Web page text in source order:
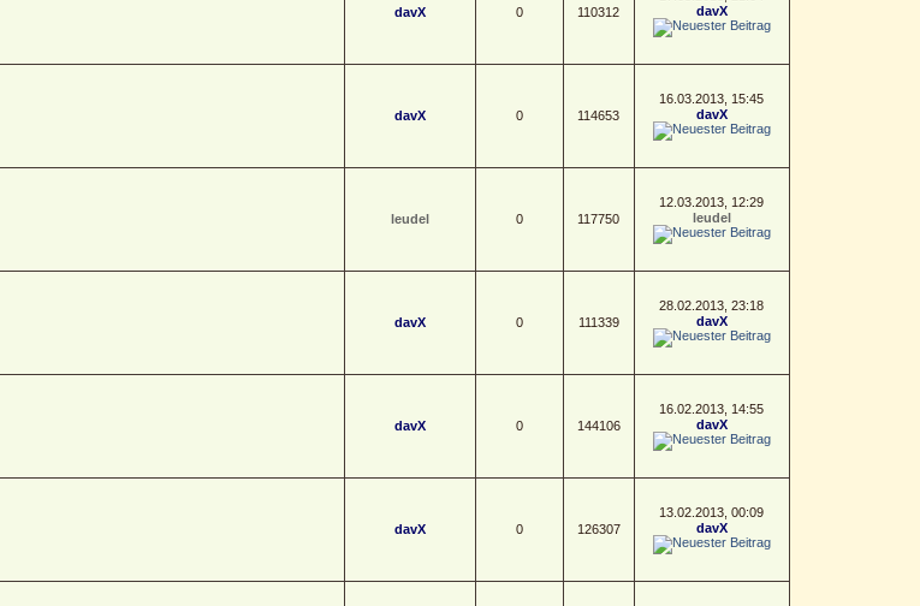
davX 0 110312
davX
davX 0 114653
16.03.2013, 15:45
davX
leudel 0 117750
12.03.2013, 12:29
leudel
davX 0 111339
28.02.2013, 23:18
davX
davX 0 144106
16.02.2013, 14:55
davX
davX 0 126307
13.02.2013, 00:09
davX